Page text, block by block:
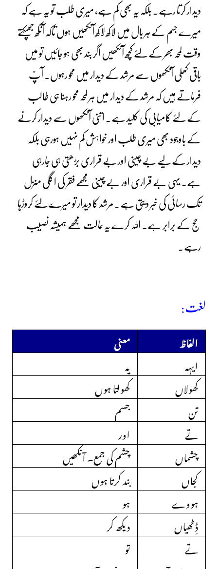
دیدار کرتا رہے۔ بلکہ یہ بھی کم ہے، میری طلب تو یہ ہے کہ
میرے جسم کے ہر بال میں لاکھ لاکھ آنکھیں ہوں تاکہ آنکھ جھپکتے
وقت لمحہ بھر کے لئے کچھ آنکھیں اگر بند بھی ہو جائیں تو میں
باقی کھلی آنکھوں سے مرشد کے دیدار میں محو رہوں۔ آپؒ
فرماتے ہیں کہ مرشد کے دیدار میں ہر لمحہ محو رہنا ہی طالب
کے لئے کامیابی کی کلید ہے۔ اتنی آنکھوں سے دیدار کرنے
کے باوجود بھی میری طلب اور خواہش کم نہیں ہورہی بلکہ
دیدار کے لیے بے چینی اور بے قراری بڑھتی ہی جارہی
ہے۔ یہی بے قراری اور بے چینی مجھے فقر کی اگلی منزل
تک رسائی کی خبر دیتی ہے۔ مرشد کا دیدار تو میرے لئے کروڑہا
حج کے برابر ہے۔ اللہ کرے یہ حالت مجھے ہمیشہ نصیب
رہے۔
لغت:
الفاظ
معنی
ایہہ
یہ
کھولاں
کھولتا ہوں
تن
جسم
تے
اور
چشماں
چشم کی جمع۔ آنکھیں
کجاں
بند کرتا ہوں
ہووے
ہو
ڈِٹھیاں
دیکھ کر
تے
تو